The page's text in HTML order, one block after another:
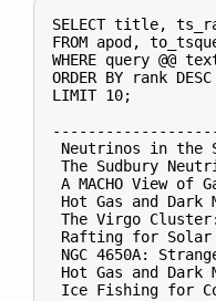
SELECT title,
FROM apod,
WHERE query @@
ORDER BY rank DESC
LIMIT 10;
Neutrinos in
The Sudbury
A MACHO View
Hot Gas and
The Virgo
Rafting for
NGC 4650A:
Hot Gas and
Ice Fishing for